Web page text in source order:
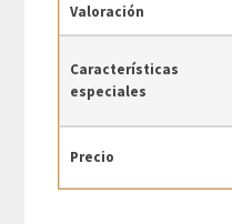
Valoración
Características
especiales
Precio